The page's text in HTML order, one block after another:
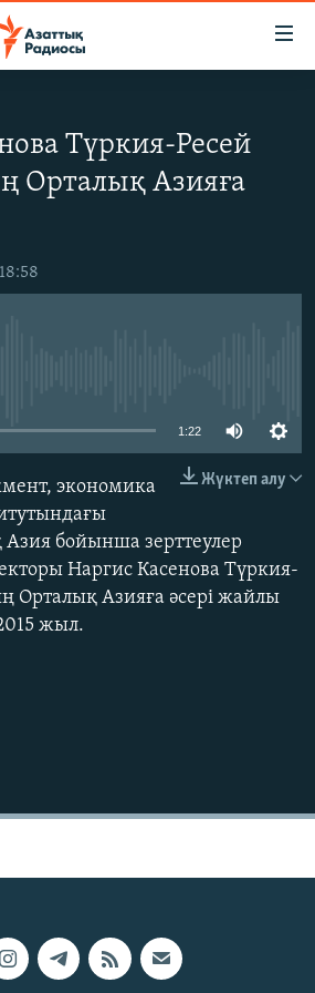
Түркия-Ресей
Орталық Азияға
1:22
Жүктеп алу
экономика
бойынша зерттеулер
Наргис Касенова Түркия-
Орталық Азияға әсері жайлы
жыл.